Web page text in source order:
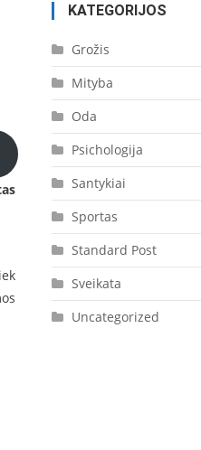
KATEGORIJOS
Grožis
Mityba
Oda
Psichologija
Santykiai
Sportas
Standard Post
Sveikata
Uncategorized